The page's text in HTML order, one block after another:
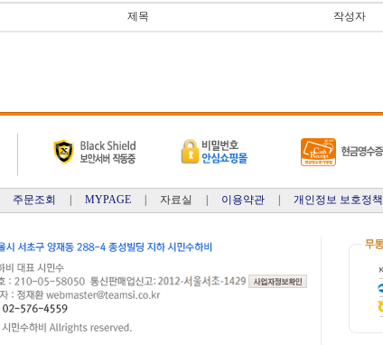
제목 작성자
주문조회 MYPAGE | 자료실 | 이용약관 개인정보 보호정책